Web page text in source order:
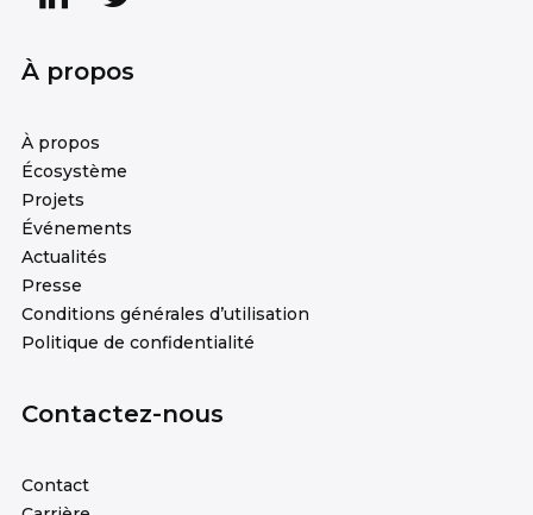
À propos
À propos
Écosystème
Projets
Événements
Actualités
Presse
Conditions générales d’utilisation
Politique de confidentialité
Contactez-nous
Contact